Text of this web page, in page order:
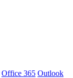
Office 365 Outlook